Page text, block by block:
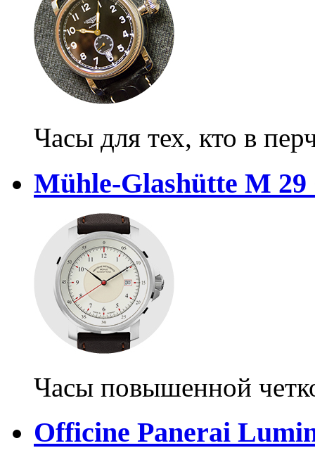
Часы для тех, кто в
Mühle-Glashütte M 29
Часы повышенной
Officine Panerai